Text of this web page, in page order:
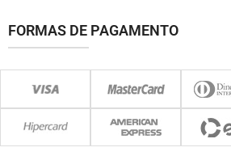
FORMAS DE PAGAMENTO